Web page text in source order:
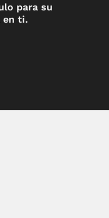
para su
en ti.